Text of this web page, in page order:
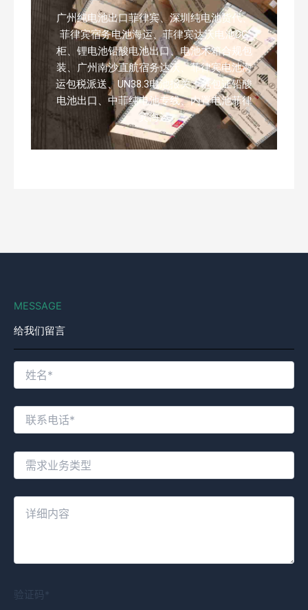
广州纯电池出口菲律宾、深圳纯电池货代、
菲律宾宿务电池海运、菲律宾达沃电池DG
柜、锂电池铅酸电池出口、电池木箱合规包
装、广州南沙直航宿务达沃、菲律宾电池海
运包税派送、UN38.3电池报关、危包证铅酸
电池出口、中菲纯电池专线、内置电池菲律
宾海运
MESSAGE
给我们留言
验证码*